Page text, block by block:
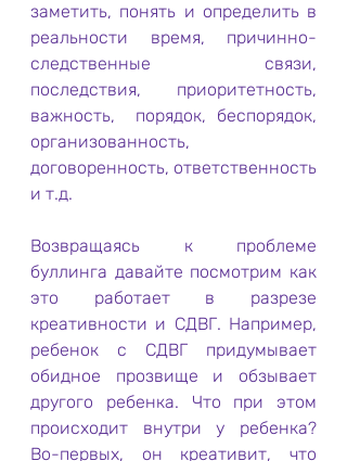
заметить, понять и определить в
реальности время, причинно-
следственные связи,
последствия, приоритетность,
важность,  порядок, беспорядок,
организованность,
договоренность, ответственность
и т.д.
Возвращаясь к проблеме
буллинга давайте посмотрим как
это работает в разрезе
креативности и СДВГ. Например,
ребенок с СДВГ придумывает
обидное прозвище и обзывает
другого ребенка. Что при этом
происходит внутри у ребенка?
Во-первых, он креативит, что